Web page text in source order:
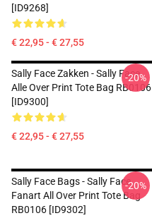
[ID9268]
€ 22,95 - € 27,55
Sally Face Zakken - Sally Face
Alle Over Print Tote Bag RB0106
[ID9300]
€ 22,95 - € 27,55
-20%
Sally Face Bags - Sally Face
Fanart All Over Print Tote Bag
RB0106 [ID9302]
-20%